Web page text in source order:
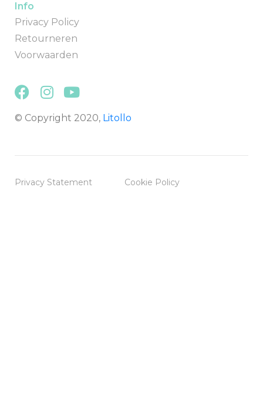
Info
Privacy Policy
Retourneren
Voorwaarden
© Copyright 2020, Litollo
Privacy Statement Cookie Policy